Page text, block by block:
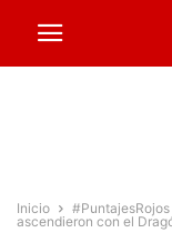
Inicio #PuntajesRojos
ascendieron con el